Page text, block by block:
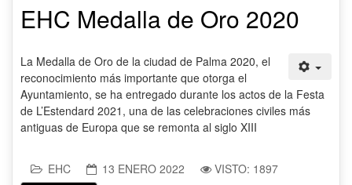
EHC Medalla de Oro 2020
La Medalla de Oro de la ciudad de Palma 2020, el
reconocimiento más importante que otorga el
Ayuntamiento, se ha entregado durante los actos de la Festa
de L’Estendard 2021, una de las celebraciones civiles más
antiguas de Europa que se remonta al siglo XIII
EHC 13 ENERO 2022
VISTO: 1897